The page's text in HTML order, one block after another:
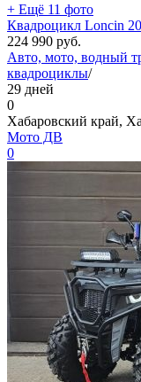
+ Ещё 11 фото
Квадроцикл Loncin
224 990 руб.
Авто, мото, водный
квадроциклы/
29 дней
0
Хабаровский край,
Мото ДВ
0